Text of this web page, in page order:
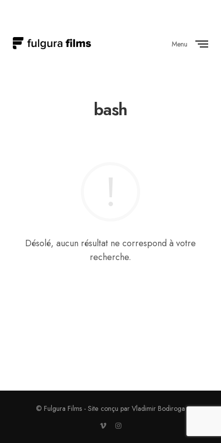
Menu
bash
Désolé, aucun résultat ne correspond à votre
recherche.
© Fulgura Films - Site conçu par Vladimir Bodiroga